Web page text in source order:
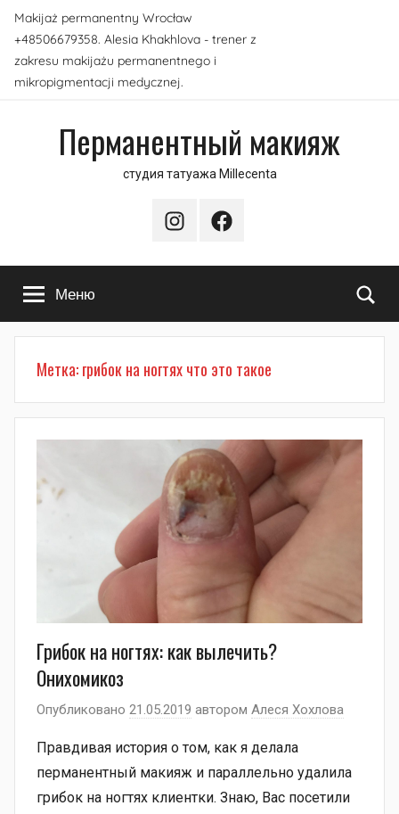
Перейти
содержимому
Makijaż permanentny Wrocław
+48506679358. Alesia Khakhlova - trener z
zakresu makijażu permanentnego i
mikropigmentacji medycznej.
Перманентный макияж
студия татуажа Millecenta
InstagramFacebook
Меню
Метка:грибок на ногтях что это такое
Грибок на ногтях: как вылечить?
Онихомикоз
Опубликовано 21.05.2019 автором Алеся Хохлова
Правдивая история о том, как я делала
перманентный макияж и параллельно удалила
грибок на ногтях клиентки. Знаю, Вас посетили